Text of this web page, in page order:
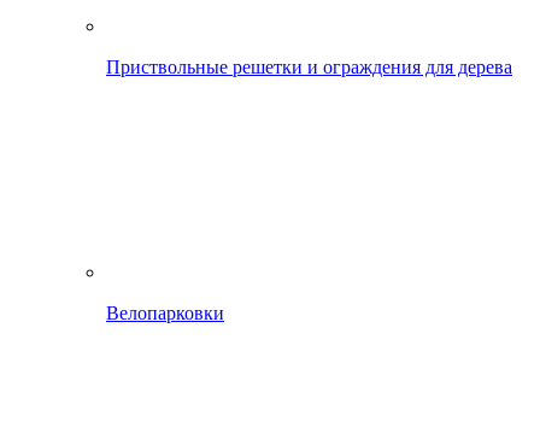
Приствольные решетки и ограждения для дерева
Велопарковки